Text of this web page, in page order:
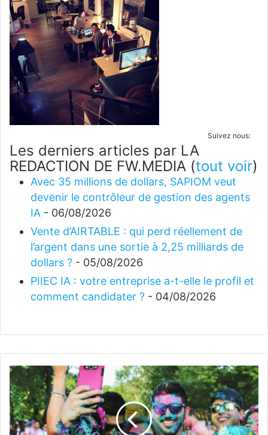
Suivez nous:
Les derniers articles par LA
REDACTION DE FW.MEDIA (tout voir)
Avec 35 millions de dollars, SAPIOM veut
devenir le contrôleur de gestion des agents
IA - 06/08/2026
Vente d’AIRTABLE : qui perd réellement de
l’argent dans une sortie à 2,25 milliards de
dollars ? - 05/08/2026
PIIEC IA : votre entreprise a-t-elle le profil et
comment candidater ? - 04/08/2026